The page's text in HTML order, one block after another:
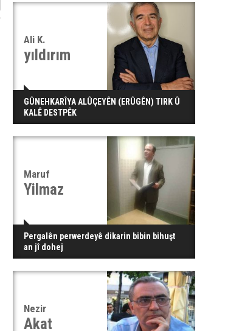
Ali K.
yıldırım
GÛNEHKARÎYA ALÛÇEYÊN (ERÛGÊN) TIRK Û
KALÊ DESTPÊK
Maruf
Yilmaz
Pergalên perwerdeyê dikarin bibin bihuşt
an jî dohej
Nezir
Akat